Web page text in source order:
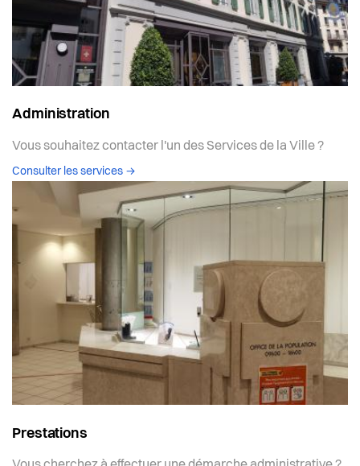
Administration
Vous souhaitez contacter l'un des Services de la Ville ?
Consulter les services →
Prestations